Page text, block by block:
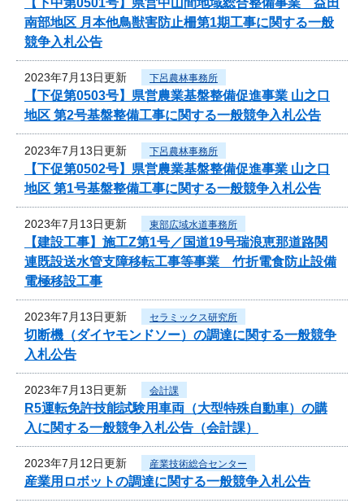
南部地区 月本他鳥獣害防止柵第1期工事に関する一般
競争入札公告
2023年7月13日更新 下呂農林事務所
【下促第0503号】県営農業基盤整備促進事業 山之口
地区 第2号基盤整備工事に関する一般競争入札公告
2023年7月13日更新 下呂農林事務所
【下促第0502号】県営農業基盤整備促進事業 山之口
地区 第1号基盤整備工事に関する一般競争入札公告
2023年7月13日更新 東部広域水道事務所
【建設工事】施工Z第1号／国道19号瑞浪恵那道路関
連既設送水管支障移転工事等事業 竹折電食防止設備
電極移設工事
2023年7月13日更新 セラミックス研究所
切断機（ダイヤモンドソー）の調達に関する一般競争
入札公告
2023年7月13日更新 会計課
R5運転免許技能試験用車両（大型特殊自動車）の購
入に関する一般競争入札公告（会計課）
2023年7月12日更新 産業技術総合センター
産業用ロボットの調達に関する一般競争入札公告